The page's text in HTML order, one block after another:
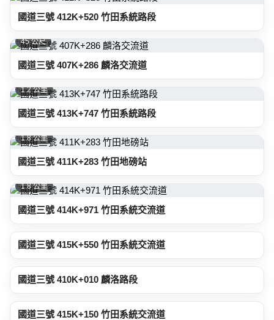
國道三號 412K+520 竹田系統路段
45 公尺
國道三號 407K+286 麟洛交流道
1.2 公里
國道三號 413K+747 竹田系統路段
1.8 公里
國道三號 411K+283 竹田地磅站
1.8 公里
國道三號 414K+971 竹田系統交流道
國道三號 415K+550 竹田系統交流道
國道三號 410K+010 麟洛路段
國道三號 415K+150 竹田系統交流道